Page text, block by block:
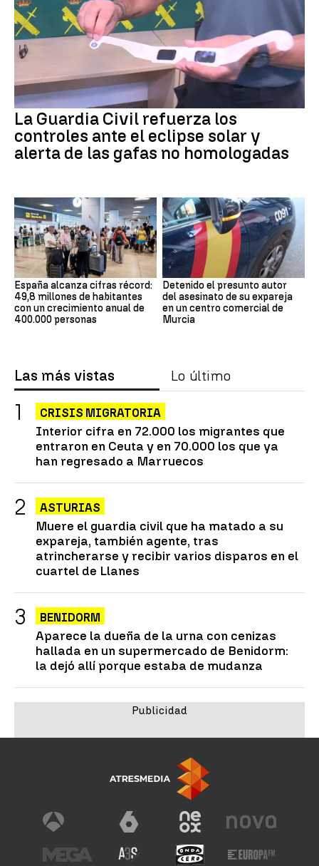
La Guardia Civil refuerza los
controles ante el eclipse solar y
alerta de las gafas no homologadas
España alcanza cifras récord:
49,8 millones de habitantes
con un crecimiento anual de
400.000 personas
Detenido el presunto autor
del asesinato de su expareja
en un centro comercial de
Murcia
Las más vistas Lo último
CRISIS MIGRATORIA
Interior cifra en 72.000 los migrantes que
entraron en Ceuta y en 70.000 los que ya
han regresado a Marruecos
ASTURIAS
Muere el guardia civil que ha matado a su
expareja, también agente, tras
atrincherarse y recibir varios disparos en el
cuartel de Llanes
BENIDORM
Aparece la dueña de la urna con cenizas
hallada en un supermercado de Benidorm:
la dejó allí porque estaba de mudanza